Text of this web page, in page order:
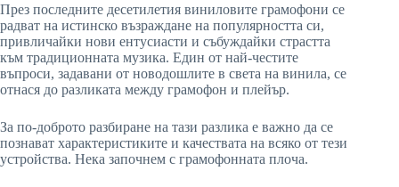
През последните десетилетия виниловите грамофони се
радват на истинско възраждане на популярността си,
привличайки нови ентусиасти и събуждайки страстта
към традиционната музика. Един от най-честите
въпроси, задавани от новодошлите в света на винила, се
отнася до разликата между грамофон и плейър.
За по-доброто разбиране на тази разлика е важно да се
познават характеристиките и качествата на всяко от тези
устройства. Нека започнем с грамофонната плоча.